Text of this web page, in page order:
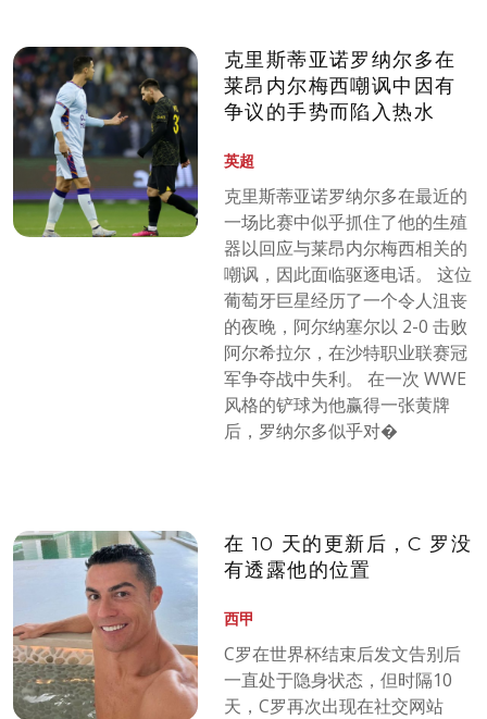
克里斯蒂亚诺罗纳尔多在
莱昂内尔梅西嘲讽中因有
争议的手势而陷入热水
英超
克里斯蒂亚诺罗纳尔多在最近的
一场比赛中似乎抓住了他的生殖
器以回应与莱昂内尔梅西相关的
嘲讽，因此面临驱逐电话。 这位
葡萄牙巨星经历了一个令人沮丧
的夜晚，阿尔纳塞尔以 2-0 击败
阿尔希拉尔，在沙特职业联赛冠
军争夺战中失利。 在一次 WWE
风格的铲球为他赢得一张黄牌
后，罗纳尔多似乎对�
在 10 天的更新后，C 罗没
有透露他的位置
西甲
C罗在世界杯结束后发文告别后
一直处于隐身状态，但时隔10
天，C罗再次出现在社交网站